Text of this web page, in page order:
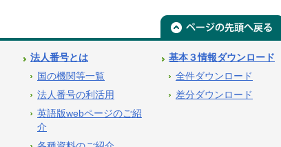
法人番号とは
国の機関等一覧
法人番号の利活用
英語版webページのご紹
介
基本３情報ダウンロード
全件ダウンロード
差分ダウンロード